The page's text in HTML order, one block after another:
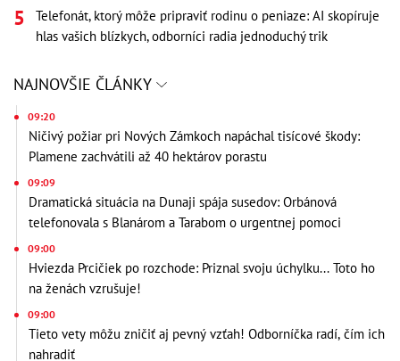
Telefonát, ktorý môže pripraviť rodinu o peniaze: AI skopíruje
hlas vašich blízkych, odborníci radia jednoduchý trik
NAJNOVŠIE ČLÁNKY
09:20
Ničivý požiar pri Nových Zámkoch napáchal tisícové škody:
Plamene zachvátili až 40 hektárov porastu
09:09
Dramatická situácia na Dunaji spája susedov: Orbánová
telefonovala s Blanárom a Tarabom o urgentnej pomoci
09:00
Hviezda Prcičiek po rozchode: Priznal svoju úchylku... Toto ho
na ženách vzrušuje!
09:00
Tieto vety môžu zničiť aj pevný vzťah! Odborníčka radí, čím ich
nahradiť